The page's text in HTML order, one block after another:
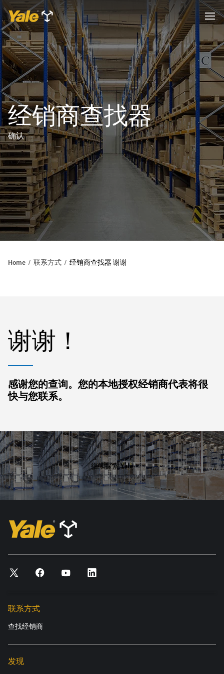
经销商查找器
确认
Home 联系方式 经销商查找器 谢谢
谢谢！
感谢您的查询。您的本地授权经销商代表将很
快与您联系。
继续探索 Yale
联系方式
查找经销商
发现